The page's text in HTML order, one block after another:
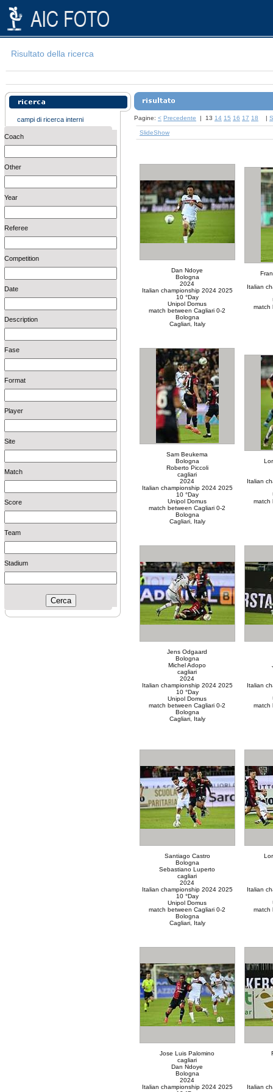
Risultato della ricerca
campi di ricerca interni
Coach
Other
Year
Referee
Competition
Date
Description
Fase
Format
Player
Site
Match
Score
Team
Stadium
Pagine: < Precedente | 13 14 15 16 17 18 |
SlideShow
Dan Ndoye
Bologna
2024
Italian championship 2024 2025
10 °Day
Unipol Domus
match between Cagliari 0-2
Bologna
Cagliari, Italy
Italian
match
Sam Beukema
Bologna
Roberto Piccoli
cagliari
2024
Italian championship 2024 2025
10 °Day
Unipol Domus
match between Cagliari 0-2
Bologna
Cagliari, Italy
Italian
match
Jens Odgaard
Bologna
Michel Adopo
cagliari
2024
Italian championship 2024 2025
10 °Day
Unipol Domus
match between Cagliari 0-2
Bologna
Cagliari, Italy
Italian
match
Santiago Castro
Bologna
Sebastiano Luperto
cagliari
2024
Italian championship 2024 2025
10 °Day
Unipol Domus
match between Cagliari 0-2
Bologna
Cagliari, Italy
Italian
match
Jose Luis Palomino
cagliari
Dan Ndoye
Bologna
2024
Italian championship 2024 2025
Italian